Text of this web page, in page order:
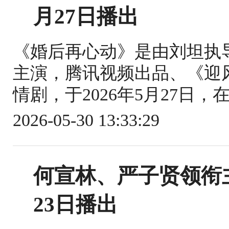
月27日播出
《婚后再心动》是由刘坦
主演，腾讯视频出品、《
情剧，于2026年5月27日，
2026-05-30 13:33:29
何宣林、严子贤领
23日播出